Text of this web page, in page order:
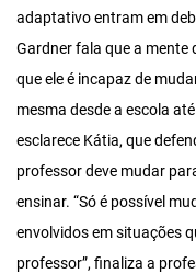
adaptativo entram em
Gardner fala que a mente
que ele é incapaz de
mesma desde a escola
esclarece Kátia, que
professor deve mudar
ensinar. “Só é possível
envolvidos em situações
professor”, finaliza a